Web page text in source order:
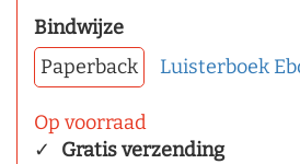
Bindwijze
Paperback
Luisterboek
Op voorraad
Gratis verzending